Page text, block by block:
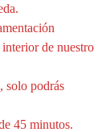
de nuestro
solo podrás
45 minutos.